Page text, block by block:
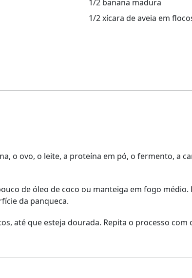
1/2 banana madura
1/2 xícara de aveia em
o ovo, o leite, a proteína em pó, o fermento, a
de óleo de coco ou manteiga em fogo
da panqueca.
até que esteja dourada. Repita o processo com